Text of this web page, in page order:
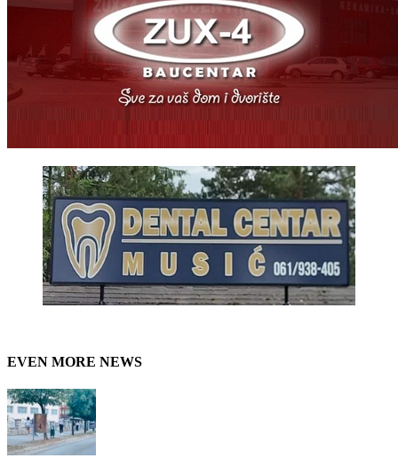
EVEN MORE NEWS